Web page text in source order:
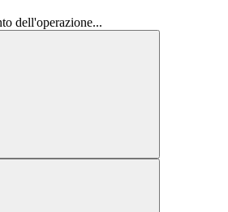
dell'operazione...